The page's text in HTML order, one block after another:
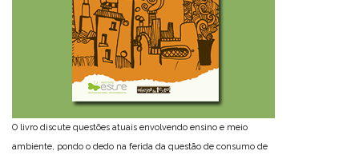
O livro discute questões atuais envolvendo ensino e meio
ambiente, pondo o dedo na ferida da questão de consumo de